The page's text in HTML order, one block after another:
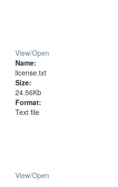
View/Open
Name:
license.txt
Size:
24.56Kb
Format:
Text file
View/Open